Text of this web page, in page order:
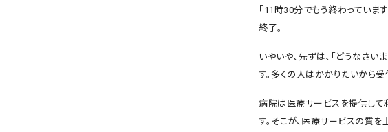
「11時30分でもう終わっています
終了。
いやいや、先ずは、「どうなさ
す。多くの人はかかりたいから受
病院は医療サービスを提供して
す。そこが、医療サービスの質